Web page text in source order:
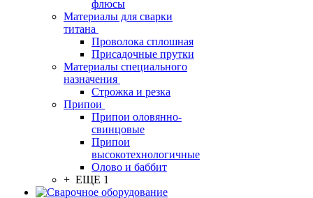
флюсы
Материалы для сварки
титана
Проволока сплошная
Присадочные прутки
Материалы специального
назначения
Строжка и резка
Припои
Припои оловянно-
свинцовые
Припои
высокотехнологичные
Олово и баббит
+ ЕЩЕ 1